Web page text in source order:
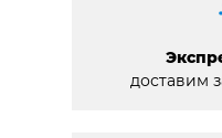
доставим